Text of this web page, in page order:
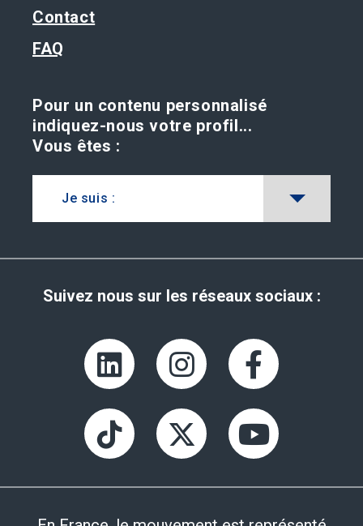
Contact
FAQ
Pour un contenu personnalisé
indiquez-nous votre profil...
Vous êtes :
Je suis :
Suivez nous sur les réseaux sociaux :